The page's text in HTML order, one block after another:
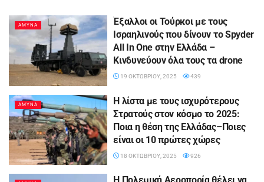
ΑΜΥΝΑ
Έξαλλοι οι Τούρκοι με τους
Ισραηλινούς που δίνουν το Spyder
Αll Ιn Οne στην Ελλάδα –
Kινδυνεύουν όλα τους τα drone
19 ΟΚΤΩΒΡΊΟΥ, 2025 439
ΑΜΥΝΑ
Η λίστα με τους ισχυρότερους
Στρατούς στον κόσμο το 2025:
Ποια η θέση της Ελλάδας–Ποιες
είναι οι 10 πρώτες χώρες
18 ΟΚΤΩΒΡΊΟΥ, 2025 926